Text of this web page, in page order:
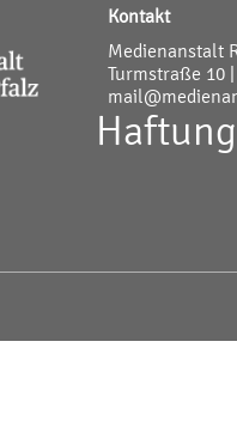
Kontakt
Medienanstalt
Turmstraße 10